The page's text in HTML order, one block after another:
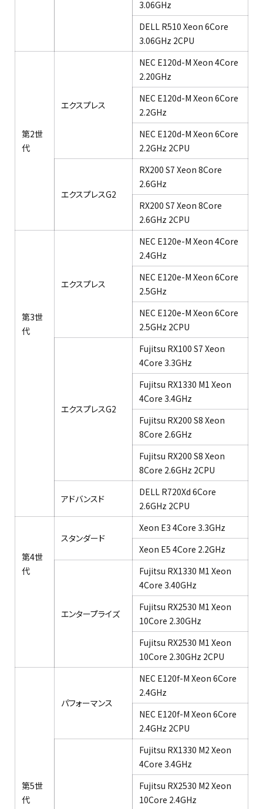
3.06GHz ​
DELL R510 Xeon 6Core
3.06GHz 2CPU​
第2世
代​
エクスプレス​
NEC E120d-M Xeon 4Core
2.20GHz​
NEC E120d-M Xeon 6Core
2.2GHz​
NEC E120d-M Xeon 6Core
2.2GHz 2CPU​
エクスプレスG2
RX200 S7 Xeon 8Core
2.6GHz​
RX200 S7 Xeon 8Core
2.6GHz 2CPU​
第3世
代​
エクスプレス​
NEC E120e-M Xeon 4Core
2.4GHz​
NEC E120e-M Xeon 6Core
2.5GHz​
NEC E120e-M Xeon 6Core
2.5GHz 2CPU​
エクスプレスG2​
Fujitsu RX100 S7 Xeon
4Core 3.3GHz​
Fujitsu RX1330 M1 Xeon
4Core 3.4GHz​
Fujitsu RX200 S8 Xeon
8Core 2.6GHz​
Fujitsu RX200 S8 Xeon
8Core 2.6GHz 2CPU​
アドバンスド​
DELL R720Xd 6Core
2.6GHz 2CPU​
第4世
代
スタンダード
Xeon E3 4Core 3.3GHz​
Xeon E5 4Core 2.2GHz​
エンタープライズ​
Fujitsu RX1330 M1 Xeon
4Core 3.40GHz ​
Fujitsu RX2530 M1 Xeon
10Core 2.30GHz ​
Fujitsu RX2530 M1 Xeon
10Core 2.30GHz 2CPU ​
第5世
代​
パフォーマンス​
NEC E120f-M Xeon 6Core
2.4GHz​
NEC E120f-M Xeon 6Core
2.4GHz 2CPU​
Fujitsu RX1330 M2 Xeon
4Core 3.4GHz​
Fujitsu RX2530 M2 Xeon
10Core 2.4GHz​